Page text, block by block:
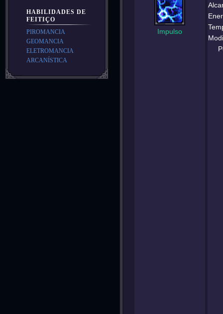
Impulso
HABILIDADES DE
FEITIÇO
PIROMANCIA
GEOMANCIA
ELETROMANCIA
ARCANÍSTICA